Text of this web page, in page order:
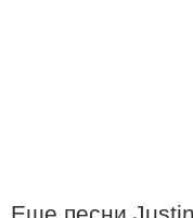
Еще песни Justin